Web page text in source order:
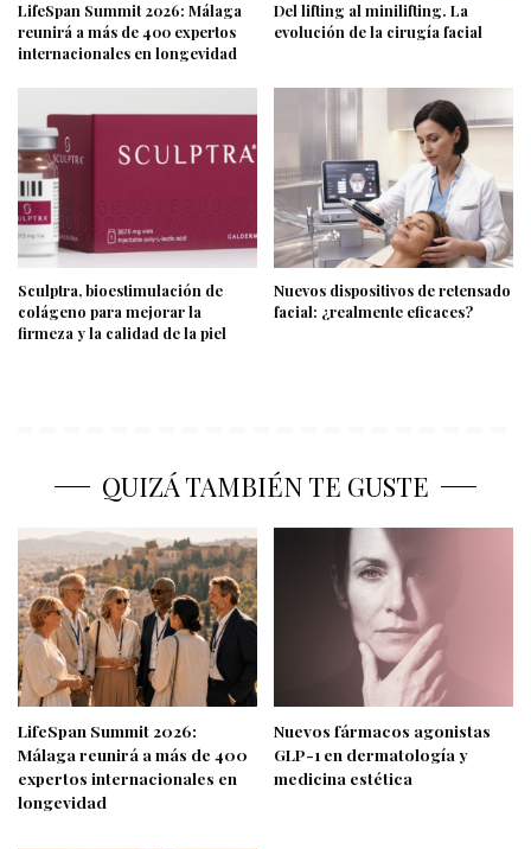
LifeSpan Summit 2026: Málaga
reunirá a más de 400 expertos
internacionales en longevidad
Del lifting al minilifting. La
evolución de la cirugía facial
Sculptra, bioestimulación de
colágeno para mejorar la
firmeza y la calidad de la piel
Nuevos dispositivos de retensado
facial: ¿realmente eficaces?
QUIZÁ TAMBIÉN TE GUSTE
LifeSpan Summit 2026:
Málaga reunirá a más de 400
expertos internacionales en
longevidad
Nuevos fármacos agonistas
GLP-1 en dermatología y
medicina estética